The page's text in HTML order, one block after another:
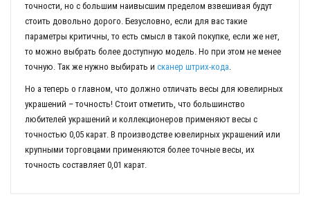
точности, но с большим наивысшим пределом взвешивая будут
стоить довольно дорого. Безусловно, если для вас такие
параметры критичны, то есть смысл в такой покупке, если же нет,
то можно выбрать более доступную модель. Но при этом не менее
точную. Так же нужно выбирать и сканер штрих-кода.
Но а теперь о главном, что должно отличать весы для ювелирных
украшений – точность! Стоит отметить, что большинство
любителей украшений и коллекционеров применяют весы с
точностью 0,05 карат. В производстве ювелирных украшений или
крупными торговцами применяются более точные весы, их
точность составляет 0,01 карат.